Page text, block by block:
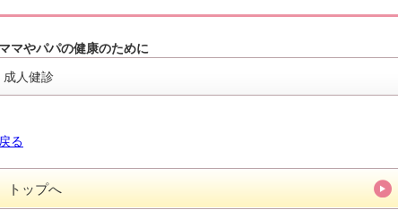
マやパパの健康のために
成人健診
る
トップへ